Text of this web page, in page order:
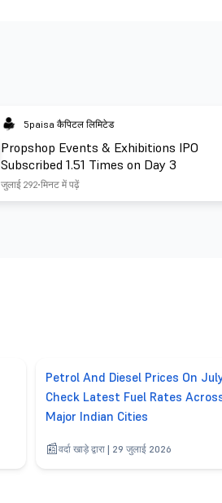
5paisa कैपिटल लिमिटेड
Propshop Events & Exhibitions IPO
Subscribed 1.51 Times on Day 3
जुलाई 292 मिनट में पढ़ें
Petrol And Diesel Prices On
Check Latest Fuel Rates
Major Indian Cities
वर्दा खाड़े द्वारा | 29 जुलाई 2026